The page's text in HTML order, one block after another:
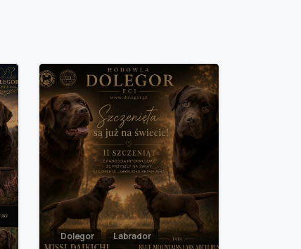
Dolegor
Labrador